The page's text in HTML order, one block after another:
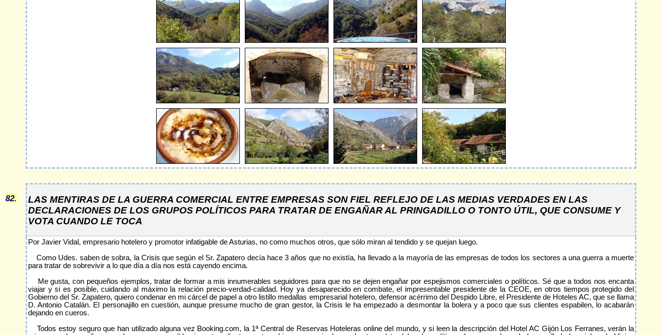
82.
LAS MENTIRAS DE LA GUERRA COMERCIAL ENTRE EMPRESAS SON FIEL REFLEJO DE LAS MEDIAS VERDADES EN LAS
DECLARACIONES DE LOS GRUPOS POLÍTICOS PARA TRATAR DE ENGAÑAR AL PRINGADILLO O TONTO ÚTIL, QUE CONSUME Y
VOTA CUANDO LE TOCA
Por Javier Vidal, empresario hotelero y promotor infatigable de Asturias, no como muchos otros, que sólo miran al tendido y se quejan luego.
Como Udes. saben de sobra, la Crisis que según el Sr. Zapatero decía hace 3 años que no existía, ha llevado a la mayoría de las empresas de todos los sectores a una guerra a muerte
para tratar de sobrevivir a lo que día a día nos está cayendo encima.
Me gusta, con pequeños ejemplos, tratar de formar a mis innumerables seguidores para que no se dejen engañar por espejismos comerciales o políticos. Sé que a todos nos encanta
viajar y si es posible, cuidando al máximo la relación precio-verdad-calidad. Hoy ya desaparecido en combate, el impresentable presidente de la CEOE, en otros tiempos protegido del
Gobierno del Sr. Zapatero, quiero condenar en mi cárcel de papel a otro listillo medallas empresarial hotelero, defensor acérrimo del Despido Libre, el Presidente de Hoteles AC, que se llama
D. Antonio Catalán. El personajillo en cuestión, aunque presume mucho de gran gestor, la Crisis le ha empezado a desmontar la bolera y a poco que sus clientes espabilen, lo acabarán
dejando en cueros.
Todos estoy seguro que han utilizado alguna vez Booking.com, la 1ª Central de Reservas Hoteleras online del mundo, y si leen la descripción del Hotel AC Gijón Los Ferranes, verán la